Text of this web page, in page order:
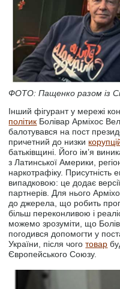
ФОТО: Пащенко разом із
Інший фігурант у мережі
політик Болівар Арміхос
балотувався на пост
причетний до низки
батьківщині. Його ім’я
з Латинської Америки,
наркотрафіку. Присутність
випадковою: це додає
партнерів. Для нього
до джерела, що робить
більш переконливою і
можемо зрозуміти, що
погодився допомогти у
України, після чоготовар
Європейського Союзу.